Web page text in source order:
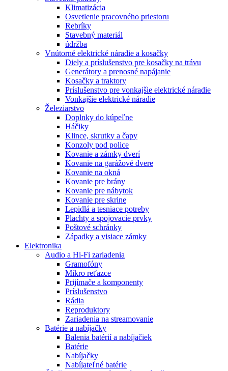
Klimatizácia
Osvetlenie pracovného priestoru
Rebríky
Stavebný materiál
údržba
Vnútorné elektrické náradie a kosačky
Diely a príslušenstvo pre kosačky na trávu
Generátory a prenosné napájanie
Kosačky a traktory
Príslušenstvo pre vonkajšie elektrické náradie
Vonkajšie elektrické náradie
Železiarstvo
Doplnky do kúpeľne
Háčiky
Klince, skrutky a čapy
Konzoly pod police
Kovanie a zámky dverí
Kovanie na garážové dvere
Kovanie na okná
Kovanie pre brány
Kovanie pre nábytok
Kovanie pre skrine
Lepidlá a tesniace potreby
Plachty a spojovacie prvky
Poštové schránky
Západky a visiace zámky
Elektronika
Audio a Hi-Fi zariadenia
Gramofóny
Mikro reťazce
Prijímače a komponenty
Príslušenstvo
Rádia
Reproduktory
Zariadenia na streamovanie
Batérie a nabíjačky
Balenia batérií a nabíjačiek
Batérie
Nabíjačky
Nabíjateľné batérie